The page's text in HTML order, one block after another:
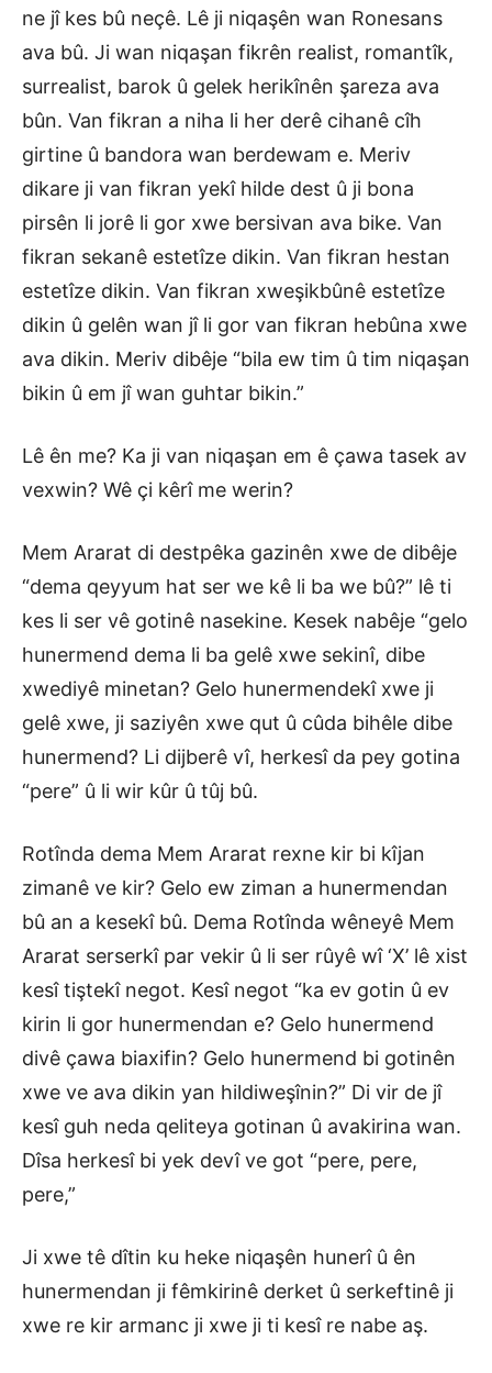
ne jî kes bû neçê. Lê ji niqaşên wan Ronesans
ava bû. Ji wan niqaşan fikrên realist, romantîk,
surrealist, barok û gelek herikînên şareza ava
bûn. Van fikran a niha li her derê cihanê cîh
girtine û bandora wan berdewam e. Meriv
dikare ji van fikran yekî hilde dest û ji bona
pirsên li jorê li gor xwe bersivan ava bike. Van
fikran sekanê estetîze dikin. Van fikran hestan
estetîze dikin. Van fikran xweşikbûnê estetîze
dikin û gelên wan jî li gor van fikran hebûna xwe
ava dikin. Meriv dibêje “bila ew tim û tim niqaşan
bikin û em jî wan guhtar bikin.”
Lê ên me? Ka ji van niqaşan em ê çawa tasek av
vexwin? Wê çi kêrî me werin?
Mem Ararat di destpêka gazinên xwe de dibêje
“dema qeyyum hat ser we kê li ba we bû?” lê ti
kes li ser vê gotinê nasekine. Kesek nabêje “gelo
hunermend dema li ba gelê xwe sekinî, dibe
xwediyê minetan? Gelo hunermendekî xwe ji
gelê xwe, ji saziyên xwe qut û cûda bihêle dibe
hunermend? Li dijberê vî, herkesî da pey gotina
“pere” û li wir kûr û tûj bû.
Rotînda dema Mem Ararat rexne kir bi kîjan
zimanê ve kir? Gelo ew ziman a hunermendan
bû an a kesekî bû. Dema Rotînda wêneyê Mem
Ararat serserkî par vekir û li ser rûyê wî ‘X’ lê xist
kesî tiştekî negot. Kesî negot “ka ev gotin û ev
kirin li gor hunermendan e? Gelo hunermend
divê çawa biaxifin? Gelo hunermend bi gotinên
xwe ve ava dikin yan hildiweşînin?” Di vir de jî
kesî guh neda qeliteya gotinan û avakirina wan.
Dîsa herkesî bi yek devî ve got “pere, pere,
pere,”
Ji xwe tê dîtin ku heke niqaşên hunerî û ên
hunermendan ji fêmkirinê derket û serkeftinê ji
xwe re kir armanc ji xwe ji ti kesî re nabe aş.